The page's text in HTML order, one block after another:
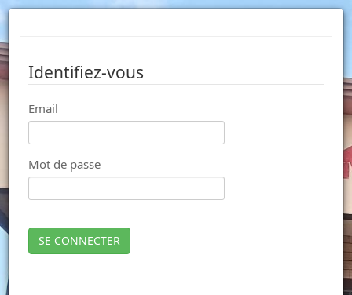
Identifiez-vous
Email
Mot de passe
SE CONNECTER